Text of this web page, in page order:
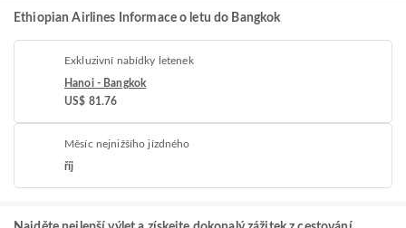
Ethiopian Airlines Informace o letu do Bangkok
Exkluzivní nabídky letenek
Hanoi - Bangkok
US$ 81.76
Měsíc nejnižšího jízdného
říj